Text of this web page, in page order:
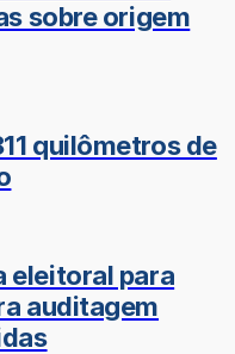
sobre origem
quilômetros de
eleitoral para
auditagem